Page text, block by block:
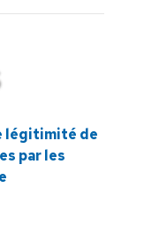
légitimité de
par les